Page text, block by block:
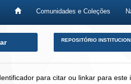
Comunidades e Coleções
REPOSITÓRIO
para citar ou linkar para este